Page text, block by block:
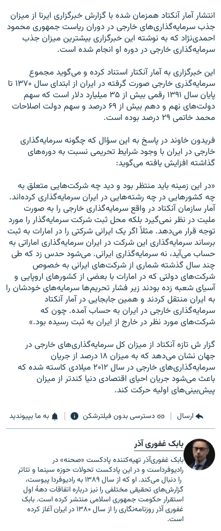
انتشار آمار آنکتاد همزمان شده با گزارش خبرگزاری ايرنا از ميزان
جذب سرمايه‌گذاری‌های خارجی در دوران ریاست جمهوری محمود
احمدی‌نژاد که به نوشته اين خبرگزاری بيشترين ميزان جذب
سرمايه‌گذاری خارجی در دوره او انجام شده است.
اين خبرگزاری به آمار آنکتار استناد کرده و می‌گويد مجموع
سرمايه‌گذری خارجی صورت گرفته در ايران از ابتدای سال ۱۳۷۰ تا
پايان سال ۱۳۹۱ رقمی بيش از ۳۵ ميليارد دلار است که سهم
دولت‌های نهم و دهم بيش از ۶۹ درصد و سهم دولت اصلاحات
محمد خاتمی ۲۹ درصد بوده است.
فريدون خاوند در پاسخ به اين سؤال که چگونه سرمايه‌گذاری
خارجی در ايران با وجود شرايط تحريمی نسبت به دوره‌های
گذاشته افزايش يافته می‌گويد:
«در اين زمينه بايد منتظر بود و ديد چه شرکت‌هايی متعلق به
چه کشورهايی در چه رشته‌هايی در ايران سرمايه‌گذاری کرده‌اند.
آمار سازمان آنکتاد در واقع سرمايه‌گذاری خارجی را به صورت
مليت در نظر نمی‌گيرد بلکه محل ثبت شرکت سرمايه‌گذار را مورد
توجه قرار می‌دهد. مثلاً اگر يک ايرانی شرکتی را در امارات به ثبت
برساند سرمايه‌گذاری اين شرکت در ايران سرمايه‌گذاری اماراتی به
حساب می‌آيد، نه سرمايه‌گذاری ايرانی. می‌شود حدس زد که طی
چند سال گذشته شماری از شرکت‌های ايرانی به خصوص
شرکت‌های دولتی که در امارات با بعضی از کشورهای اروپايی و
آسيای شعبه زده بودند زير فشار تحريم‌ها سرمايه‌های خودشان را
به ايران منتقل کردند و همين جابجايی در آمار آنکتاد
سرمايه‌گذاری خارجی در ايران به حساب آمده. چون که
شرکت‌های مورد نظر در خارج از ايران به ثبت رسيده بود.»
گزار ش تازه آنکتاد از ميزان کل سرمايه‌گذاری‌های خارجی در
جهان نشان می‌دهد که به ميزان ۱۸ درصد از جريان
سرمايه‌گذاری‌های خارجی در سال ۲۰۱۲ ميلادی کاسته شده که
باعث می‌شود جريان احيای اقتصادی دنيا کندتر از ميزان
پيش‌بينی‌های اوليه حرکت کند.
ارسال دسترسی بدون فیلترشکن به ما بپیوندید
بابک غفوری آذر
بابک غفوری‌‌آذر تهیه‌کننده پادکست «صحنه» در
رادیوفرداست و در این پادکست تحولات حوزه سینما و تئاتر
را دنبال می‌کند. او که از سال ۱۳۸۹ به رادیوفردا پیوست،
گزارش‌های تحقیقی مختلفی را نیز درباره اتفاقات دهۀ اول
استقرار حکومت جمهوری اسلامی منتشر کرده است. بابک
غفوری آذر روزنامه‌نگاری را از سال ۱۳۸۰ در ایران آغاز کرده
است.